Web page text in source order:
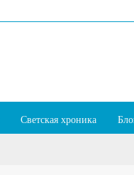
Светская хроника